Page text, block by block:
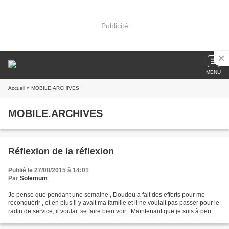
Publicité
MENU
Accueil » MOBILE.ARCHIVES
MOBILE.ARCHIVES
Réflexion de la réflexion
Publié le 27/08/2015 à 14:01
Par Solemum
Je pense que pendant une semaine , Doudou a fait des efforts pour me
reconquérir , et en plus il y avait ma famille et il ne voulait pas passer pour le
radin de service, il voulait se faire bien voir . Maintenant que je suis à peu